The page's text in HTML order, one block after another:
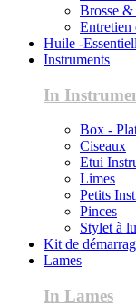
Brosse &
Entretien
Huile -
Instruments
In
Box -
Ciseaux
Etui
Limes
Petits
Pinces
Stylet à
Kit de
Lames
In Lames